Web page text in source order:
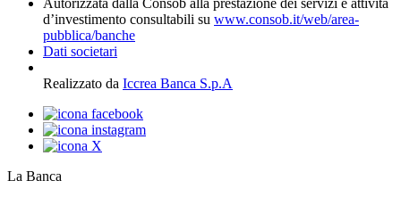
d’investimento consultabili su www.consob.it/web/area-
pubblica/banche
Dati societari
Realizzato da Iccrea Banca S.p.A
La Banca